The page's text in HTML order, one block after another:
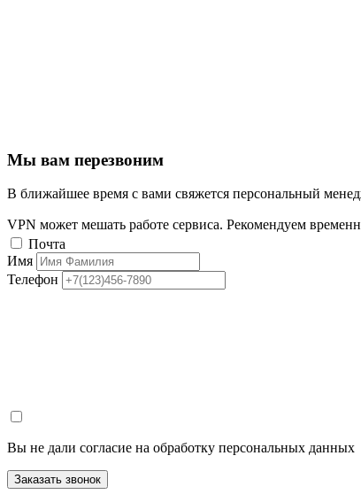
Мы вам перезвоним
В ближайшее время с вами свяжется персональный
VPN может мешать работе сервиса. Рекомендуем
Почта
Имя
Телефон
Вы не дали согласие на обработку персональных данных
Заказать звонок